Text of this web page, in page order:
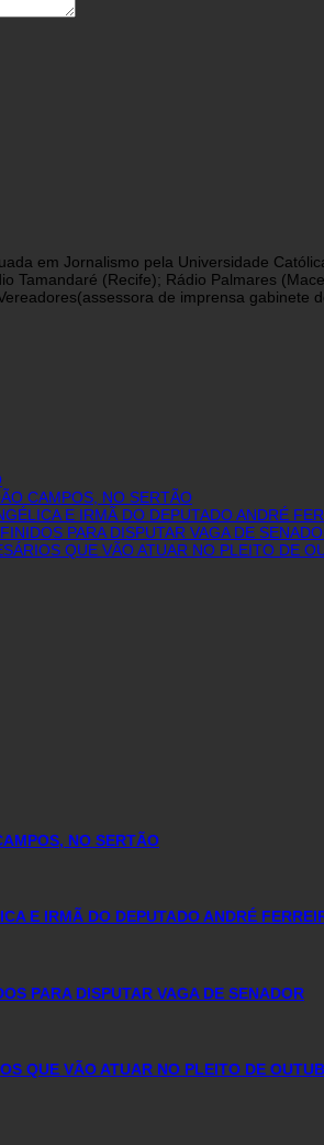
em Jornalismo pela Universidade
Tamandaré (Recife); Rádio Palmares
de imprensa
CAMPOS, NO SERTÃO
E IRMÃ DO DEPUTADO ANDRÉ
PARA DISPUTAR VAGA DE
QUE VÃO ATUAR NO PLEITO DE
NO SERTÃO
E IRMÃ DO DEPUTADO ANDRÉ
PARA DISPUTAR VAGA DE SENADOR
QUE VÃO ATUAR NO PLEITO DE